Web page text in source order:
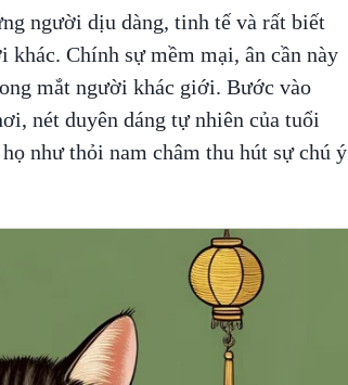
người dịu dàng, tinh tế và rất biết
Chính sự mềm mại, ân cần này
mắt người khác giới. Bước vào
nét duyên dáng tự nhiên của tuổi
như thỏi nam châm thu hút sự chú ý